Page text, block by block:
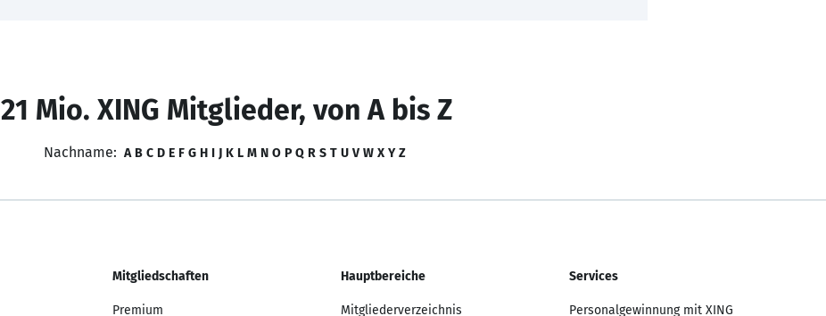
21 Mio. XING Mitglieder, von A bis Z
Nachname: A B C D E F G H I J K L M N O P Q R S T U V W X Y Z
Mitgliedschaften
Premium
Hauptbereiche
Mitgliederverzeichnis
Services
Personalgewinnung mit XING